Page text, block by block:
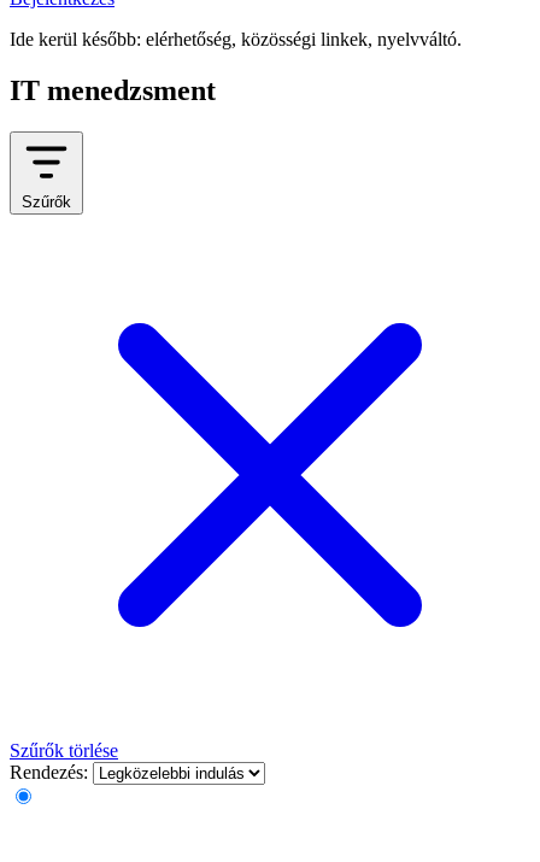
Ide kerül később: elérhetőség, közösségi linkek, nyelvváltó.
IT menedzsment
Szűrők
Szűrők törlése
Rendezés: